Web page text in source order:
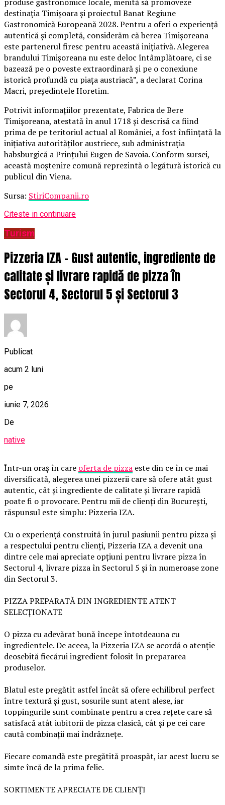
destinația Timișoara și proiectul Banat Regiune
Gastronomică Europeană 2028. Pentru a oferi o experiență
autentică și completă, considerăm că berea Timișoreana
este partenerul firesc pentru această inițiativă. Alegerea
brandului Timișoreana nu este deloc întâmplătoare, ci se
bazează pe o poveste extraordinară și pe o conexiune
istorică profundă cu piața austriacă”, a declarat Corina
Macri, președintele Horetim.
Potrivit informațiilor prezentate, Fabrica de Bere
Timișoreana, atestată în anul 1718 și descrisă ca fiind
prima de pe teritoriul actual al României, a fost înființată la
inițiativa autorităților austriece, sub administrația
habsburgică a Prințului Eugen de Savoia. Conform sursei,
această moștenire comună reprezintă o legătură istorică cu
publicul din Viena.
Sursa: StiriCompanii.ro
Citeste in continuare
Turism
Pizzeria IZA – Gust autentic, ingrediente de
calitate și livrare rapidă de pizza în
Sectorul 4, Sectorul 5 și Sectorul 3
Publicat
acum 2 luni
pe
iunie 7, 2026
De
native
Într-un oraș în care oferta de pizza este din ce în ce mai
diversificată, alegerea unei pizzerii care să ofere atât gust
autentic, cât și ingrediente de calitate și livrare rapidă
poate fi o provocare. Pentru mii de clienți din București,
răspunsul este simplu: Pizzeria IZA.
Cu o experiență construită în jurul pasiunii pentru pizza și
a respectului pentru clienți, Pizzeria IZA a devenit una
dintre cele mai apreciate opțiuni pentru livrare pizza în
Sectorul 4, livrare pizza în Sectorul 5 și în numeroase zone
din Sectorul 3.
PIZZA PREPARATĂ DIN INGREDIENTE ATENT
SELECȚIONATE
O pizza cu adevărat bună începe întotdeauna cu
ingredientele. De aceea, la Pizzeria IZA se acordă o atenție
deosebită fiecărui ingredient folosit în prepararea
produselor.
Blatul este pregătit astfel încât să ofere echilibrul perfect
între textură și gust, sosurile sunt atent alese, iar
toppingurile sunt combinate pentru a crea rețete care să
satisfacă atât iubitorii de pizza clasică, cât și pe cei care
caută combinații mai îndrăznețe.
Fiecare comandă este pregătită proaspăt, iar acest lucru se
simte încă de la prima felie.
SORTIMENTE APRECIATE DE CLIENȚI